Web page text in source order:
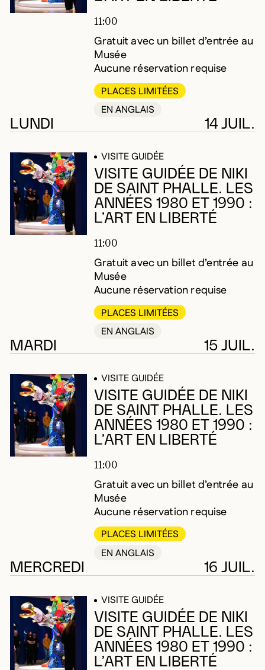
11:00
Gratuit avec un billet d’entrée au
Musée
Aucune réservation requise
PLACES LIMITÉES
EN ANGLAIS
LUNDI 14 JUIL.
VISITE GUIDÉE
VISITE GUIDÉE DE NIKI
DE SAINT PHALLE. LES
ANNÉES 1980 ET 1990 :
L’ART EN LIBERTÉ
11:00
Gratuit avec un billet d’entrée au
Musée
Aucune réservation requise
PLACES LIMITÉES
EN ANGLAIS
MARDI 15 JUIL.
VISITE GUIDÉE
VISITE GUIDÉE DE NIKI
DE SAINT PHALLE. LES
ANNÉES 1980 ET 1990 :
L’ART EN LIBERTÉ
11:00
Gratuit avec un billet d’entrée au
Musée
Aucune réservation requise
PLACES LIMITÉES
EN ANGLAIS
MERCREDI 16 JUIL.
VISITE GUIDÉE
VISITE GUIDÉE DE NIKI
DE SAINT PHALLE. LES
ANNÉES 1980 ET 1990 :
L’ART EN LIBERTÉ